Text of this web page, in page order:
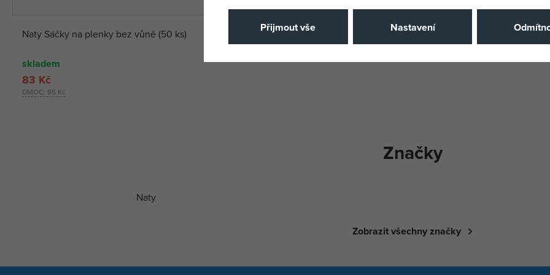
Naty Sáčky na plenky bez vůně (50 ks)
skladem
DMOC: 95 Kč
83 Kč
Značky
Naty
Zobrazit všechny značky
Přijmout vše Nastavení